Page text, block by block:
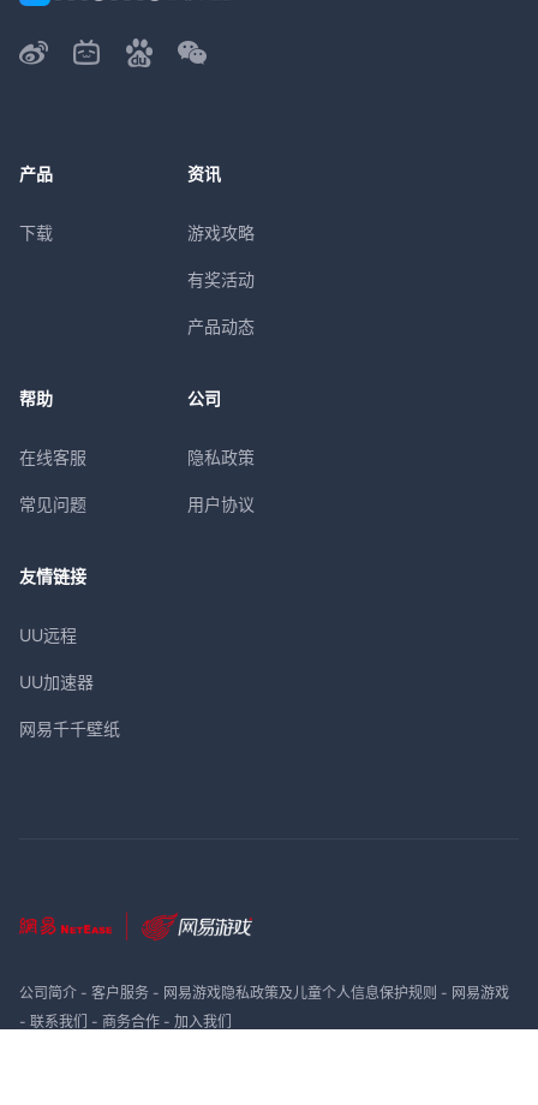
产品
下载
资讯
游戏攻略
有奖活动
产品动态
帮助
在线客服
常见问题
公司
隐私政策
用户协议
友情链接
UU远程
UU加速器
网易千千壁纸
公司简介- 客户服务- 网易游戏隐私政策及儿童个人信息保护规则 - 网易游戏
- 联系我们 - 商务合作- 加入我们